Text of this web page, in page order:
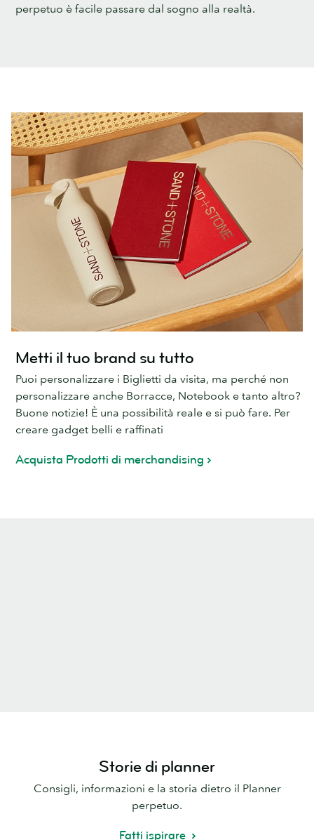
perpetuo è facile passare dal sogno alla realtà.
Metti il tuo brand su tutto
Puoi personalizzare i Biglietti da visita, ma perché non
personalizzare anche Borracce, Notebook e tanto altro?
Buone notizie! È una possibilità reale e si può fare. Per
creare gadget belli e raffinati
Acquista Prodotti di merchandising
Storie di planner
Consigli, informazioni e la storia dietro il Planner
perpetuo.
Fatti ispirare